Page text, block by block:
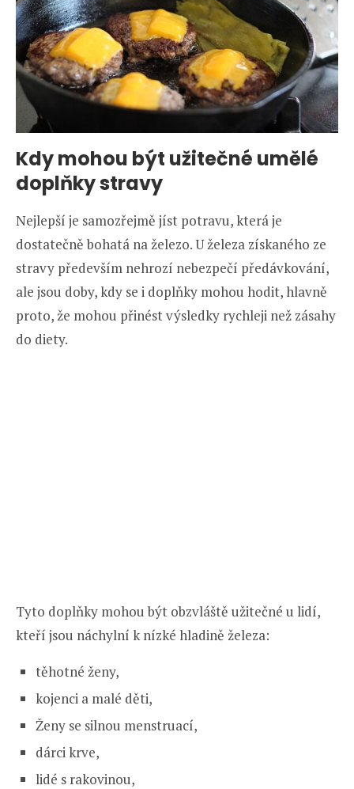
Kdy mohou být užitečné umělé
doplňky stravy
Nejlepší je samozřejmě jíst potravu, která je
dostatečně bohatá na železo. U železa získaného ze
stravy především nehrozí nebezpečí předávkování,
ale jsou doby, kdy se i doplňky mohou hodit, hlavně
proto, že mohou přinést výsledky rychleji než zásahy
do diety.
Tyto doplňky mohou být obzvláště užitečné u lidí,
kteří jsou náchylní k nízké hladině železa:
těhotné ženy,
kojenci a malé děti,
Ženy se silnou menstruací,
dárci krve,
lidé s rakovinou,